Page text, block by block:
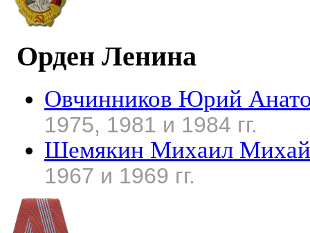
Орден Ленина
Овчинников Юрий
1975, 1981 и 1984 гг.
Шемякин Михаил
1967 и 1969 гг.